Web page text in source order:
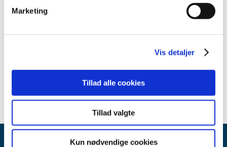
Marketing
Vis detaljer
Tillad alle cookies
Tillad valgte
Kun nødvendige cookies
2010 (7)
2008 (8)